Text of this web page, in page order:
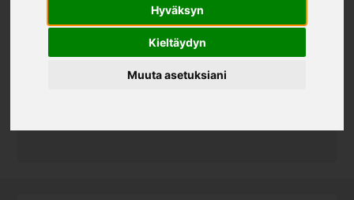
Hyväksyn
Kieltäydyn
Muuta asetuksiani